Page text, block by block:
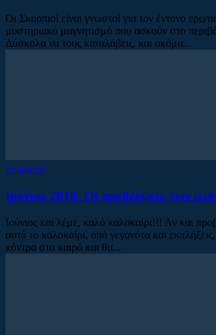
Οι Σκορπιοί είναι γνωστοί για τον έντονο
μυστηριακό μαγνητισμό που ασκούν στο
Δύσκολα να τους καταλάβεις, και ακόμα...
Featured
Ιούνιος 2018. Οι προβλέψεις των
Ιούνιος και λέμε, καλό καλοκαίρι!!! Αν και
αυτό το καλοκαίρι, από γεγονότα και
κόντρα στο καιρό και θα...